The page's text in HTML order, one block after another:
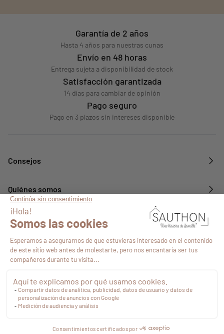
Garantía de 2 años
Hasta 4 años para nuestras cunas
Envío en 48 horas
Entrega sujeta a disponibilidad de stock
Satisfacción garantizada
14 días para cambiar de opinión
Pago seguro
Pago en 3 plazos sin intereses disponible
Consejos
Quiénes somos
Servicios
Síguenos en